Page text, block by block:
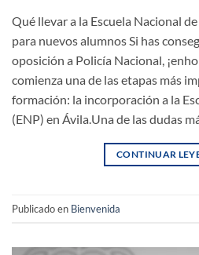
Qué llevar a la Escuela Nacional
para nuevos alumnos Si has
oposición a Policía Nacional,
comienza una de las etapas más
formación: la incorporación a la
(ENP) en Ávila.Una de las dudas
CONTINUAR
Publicado en Bienvenida